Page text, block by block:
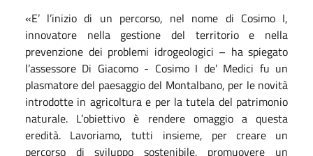
«E’ l’inizio di un percorso, nel nome di Cosimo I,
innovatore nella gestione del territorio e nella
prevenzione dei problemi idrogeologici – ha spiegato
l’assessore Di Giacomo - Cosimo I de’ Medici fu un
plasmatore del paesaggio del Montalbano, per le novità
introdotte in agricoltura e per la tutela del patrimonio
naturale. L’obiettivo è rendere omaggio a questa
eredità. Lavoriamo, tutti insieme, per creare un
percorso di sviluppo sostenibile, promuovere un